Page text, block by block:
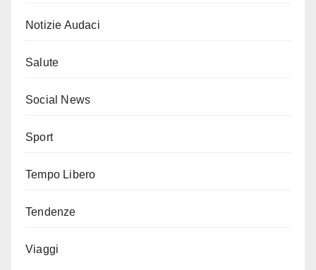
Notizie Audaci
Salute
Social News
Sport
Tempo Libero
Tendenze
Viaggi